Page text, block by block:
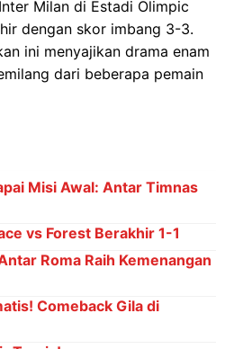
Milan di Estadi Olimpic
dengan skor imbang 3-3.
ini menyajikan drama enam
dari beberapa pemain
Misi Awal: Antar Timnas
vs Forest Berakhir 1-1
Roma Raih Kemenangan
Comeback Gila di